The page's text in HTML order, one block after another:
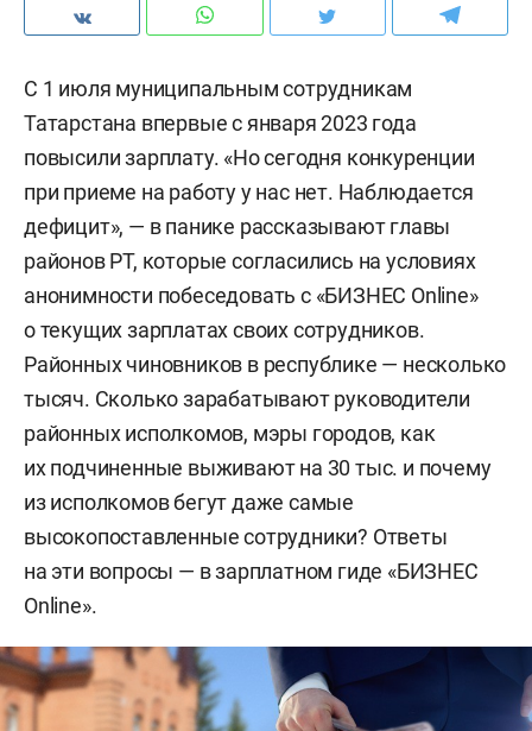
С 1 июля муниципальным сотрудникам
Татарстана впервые с января 2023 года
повысили зарплату. «Но сегодня конкуренции
при приеме на работу у нас нет. Наблюдается
дефицит», — в панике рассказывают главы
районов РТ, которые согласились на условиях
анонимности побеседовать с «БИЗНЕС Online»
о текущих зарплатах своих сотрудников.
Районных чиновников в республике — несколько
тысяч. Сколько зарабатывают руководители
районных исполкомов, мэры городов, как
их подчиненные выживают на 30 тыс. и почему
из исполкомов бегут даже самые
высокопоставленные сотрудники? Ответы
на эти вопросы — в зарплатном гиде «БИЗНЕС
Online».